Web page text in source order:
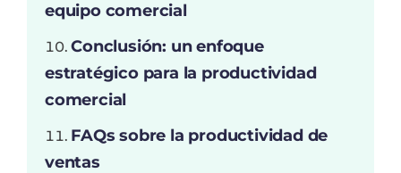
equipo comercial
Conclusión: un enfoque
estratégico para la productividad
comercial
FAQs sobre la productividad de
ventas